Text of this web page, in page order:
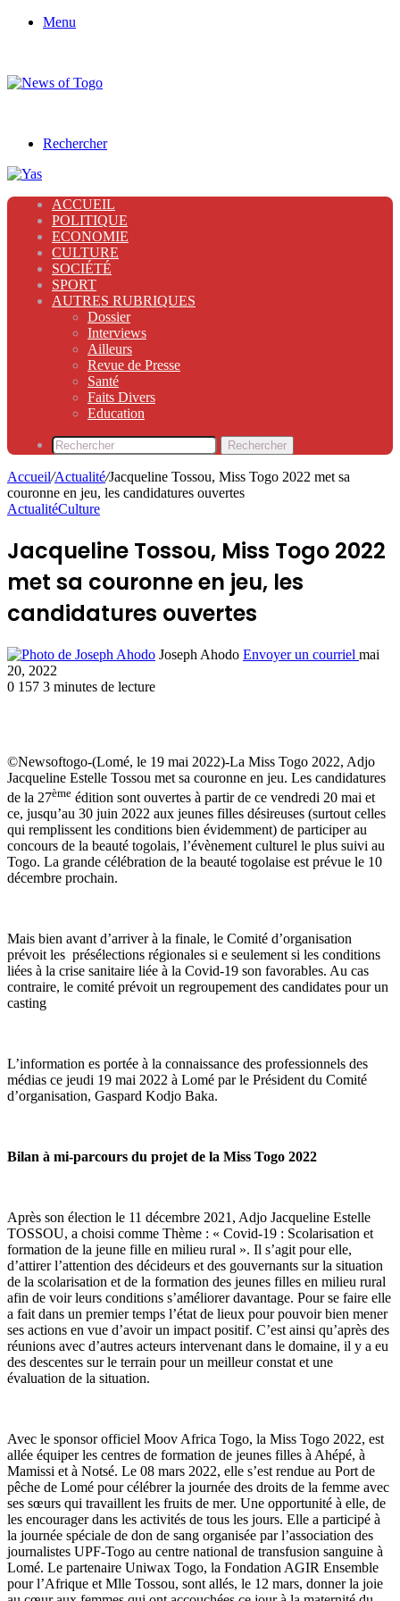
Menu
Rechercher
ACCUEIL
POLITIQUE
ECONOMIE
CULTURE
SOCIÉTÉ
SPORT
AUTRES RUBRIQUES
Dossier
Interviews
Ailleurs
Revue de Presse
Santé
Faits Divers
Education
Rechercher
Accueil/Actualité/Jacqueline Tossou, Miss Togo 2022 met sa
couronne en jeu, les candidatures ouvertes
ActualitéCulture
Jacqueline Tossou, Miss Togo 2022
met sa couronne en jeu, les
candidatures ouvertes
Joseph Ahodo Envoyer un courriel mai
20, 2022
0 157 3 minutes de lecture
©Newsoftogo-(Lomé, le 19 mai 2022)-La Miss Togo 2022, Adjo
Jacqueline Estelle Tossou met sa couronne en jeu. Les candidatures
de la 27ème édition sont ouvertes à partir de ce vendredi 20 mai et
ce, jusqu’au 30 juin 2022 aux jeunes filles désireuses (surtout celles
qui remplissent les conditions bien évidemment) de participer au
concours de la beauté togolais, l’évènement culturel le plus suivi au
Togo. La grande célébration de la beauté togolaise est prévue le 10
décembre prochain.
Mais bien avant d’arriver à la finale, le Comité d’organisation
prévoit les présélections régionales si e seulement si les conditions
liées à la crise sanitaire liée à la Covid-19 son favorables. Au cas
contraire, le comité prévoit un regroupement des candidates pour un
casting
L’information es portée à la connaissance des professionnels des
médias ce jeudi 19 mai 2022 à Lomé par le Président du Comité
d’organisation, Gaspard Kodjo Baka.
Bilan à mi-parcours du projet de la Miss Togo 2022
Après son élection le 11 décembre 2021, Adjo Jacqueline Estelle
TOSSOU, a choisi comme Thème : « Covid-19 : Scolarisation et
formation de la jeune fille en milieu rural ». Il s’agit pour elle,
d’attirer l’attention des décideurs et des gouvernants sur la situation
de la scolarisation et de la formation des jeunes filles en milieu rural
afin de voir leurs conditions s’améliorer davantage. Pour se faire elle
a fait dans un premier temps l’état de lieux pour pouvoir bien mener
ses actions en vue d’avoir un impact positif. C’est ainsi qu’après des
réunions avec d’autres acteurs intervenant dans le domaine, il y a eu
des descentes sur le terrain pour un meilleur constat et une
évaluation de la situation.
Avec le sponsor officiel Moov Africa Togo, la Miss Togo 2022, est
allée équiper les centres de formation de jeunes filles à Ahépé, à
Mamissi et à Notsé. Le 08 mars 2022, elle s’est rendue au Port de
pêche de Lomé pour célébrer la journée des droits de la femme avec
ses sœurs qui travaillent les fruits de mer. Une opportunité à elle, de
les encourager dans les activités de tous les jours. Elle a participé à
la journée spéciale de don de sang organisée par l’association des
journalistes UPF-Togo au centre national de transfusion sanguine à
Lomé. Le partenaire Uniwax Togo, la Fondation AGIR Ensemble
pour l’Afrique et Mlle Tossou, sont allés, le 12 mars, donner la joie